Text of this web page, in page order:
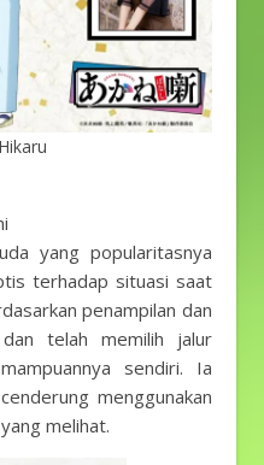
yang popularitasnya
terhadap situasi saat
penampilan dan
telah memilih jalur
sendiri. Ia
menggunakan
melihat.